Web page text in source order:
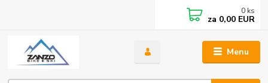
Menu
0 ks
za 0,00 EUR